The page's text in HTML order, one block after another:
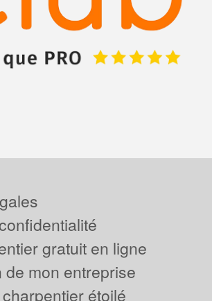
gratuit en ligne
mon entreprise
étoilé